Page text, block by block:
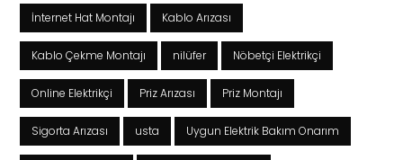
İnternet Hat Montajı Kablo Arızası
Kablo Çekme Montajı nilüfer Nöbetçi Elektrikçi
Online Elektrikçi Priz Arızası Priz Montajı
Sigorta Arızası usta Uygun Elektrik Bakım Onarım